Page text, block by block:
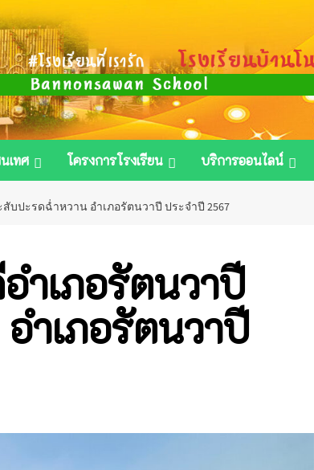
เทศ โครงการโรงเรียน บริการออนไลน์
บปะรดฉ่ำหวาน อำเภอรัตนวาปี ประจำปี 2567
ำเภอรัตนวาปี
ำเภอรัตนวาปี